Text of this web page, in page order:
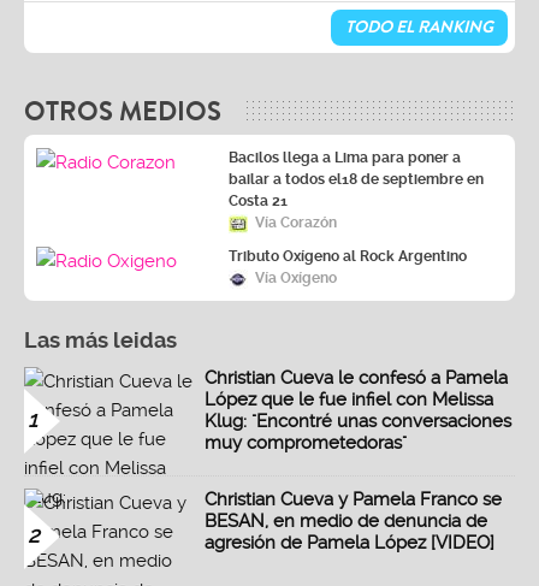
TODO EL RANKING
OTROS MEDIOS
Bacilos llega a Lima para poner a
bailar a todos el18 de septiembre en
Costa 21
Vía Corazón
Tributo Oxígeno al Rock Argentino
Vía Oxígeno
Las más leidas
1
Christian Cueva le confesó a Pamela
López que le fue infiel con Melissa
Klug: "Encontré unas conversaciones
muy comprometedoras"
2
Christian Cueva y Pamela Franco se
BESAN, en medio de denuncia de
agresión de Pamela López [VIDEO]